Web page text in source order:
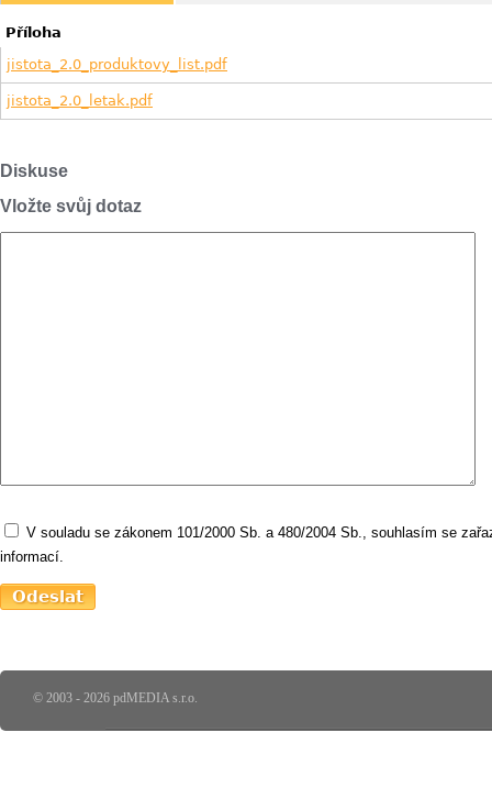
Příloha
jistota_2.0_produktovy_list.pdf
jistota_2.0_letak.pdf
Diskuse
Vložte svůj dotaz
V souladu se zákonem 101/2000 Sb. a 480/2004 Sb., souhlasím se
informací.
© 2003 - 2026 pdMEDIA s.r.o.